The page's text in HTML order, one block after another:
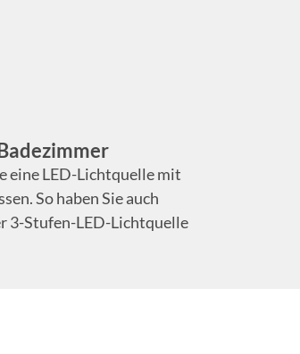
eine LED-Lichtquelle mit
So haben Sie auch
3-Stufen-LED-Lichtquelle